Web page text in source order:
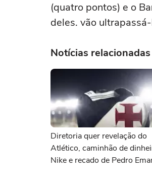
(quatro pontos) e o
deles. vão
Notícias relacionadas
Diretoria quer revelação do
Atlético, caminhão de
Nike e recado de Pedro